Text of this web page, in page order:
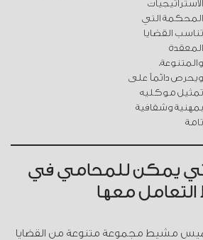
الاستراتيجيات
المحكمة التي
تناسب القضايا
المعقدة
والمتنوعة،
ويحرص دائماً على
تمثيل موكليه
بمهنية وشفافية
تامة
التي يمكن للمحامي في
معها
مشيط مجموعة متنوعة من القضايا